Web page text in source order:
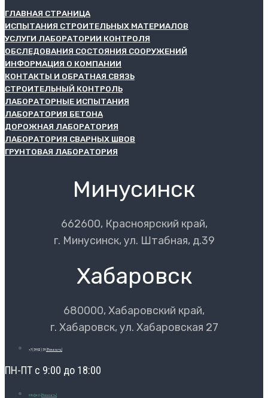
ГЛАВНАЯ СТРАНИЦА
ИСПЫТАНИЯ СТРОИТЕЛЬНЫХ МАТЕРИАЛОВ
УСЛУГИ ЛАБОРАТОРИИ КОНТРОЛЯ
ОБСЛЕДОВАНИЯ СОСТОЯНИЯ СООРУЖЕНИЙ
ИНФОРМАЦИЯ О КОМПАНИИ
КОНТАКТЫ И ОБРАТНАЯ СВЯЗЬ
СТРОИТЕЛЬНЫЙ КОНТРОЛЬ
ЛАБОРАТОРНЫЕ ИСПЫТАНИЯ
ЛАБОРАТОРИЯ БЕТОНА
ДОРОЖНАЯ ЛАБОРАТОРИЯ
ЛАБОРАТОРИЯ СВАРНЫХ ШВОВ
ГРУНТОВАЯ ЛАБОРАТОРИЯ
Минусинск
662600, Красноярский край,
г. Минусинск, ул. Штабная, д.39
Хабаровск
680000, Хабаровский край,
г. Хабаровск, ул. Хабаровская 27
+7 (3902) 39 [Показать]
ПН-ПТ с 9:00 до 18:00
info@ecl- [Показать]